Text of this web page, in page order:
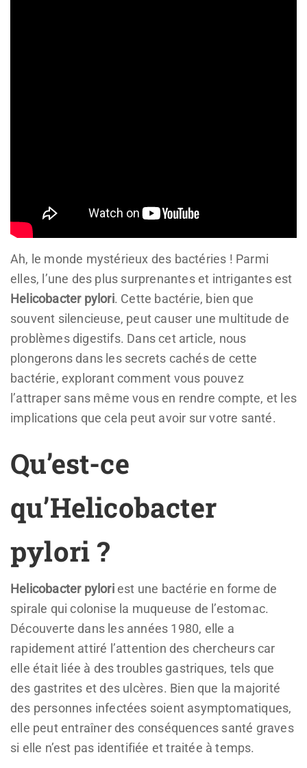
Ah, le monde mystérieux des bactéries ! Parmi
elles, l’une des plus surprenantes et intrigantes est
Helicobacter pylori. Cette bactérie, bien que
souvent silencieuse, peut causer une multitude de
problèmes digestifs. Dans cet article, nous
plongerons dans les secrets cachés de cette
bactérie, explorant comment vous pouvez
l’attraper sans même vous en rendre compte, et les
implications que cela peut avoir sur votre santé.
Qu’est-ce
qu’Helicobacter
pylori ?
Helicobacter pyloriest une bactérie en forme de
spirale qui colonise la muqueuse de l’estomac.
Découverte dans les années 1980, elle a
rapidement attiré l’attention des chercheurs car
elle était liée à des troubles gastriques, tels que
des gastrites et des ulcères. Bien que la majorité
des personnes infectées soient asymptomatiques,
elle peut entraîner des conséquences santé graves
si elle n’est pas identifiée et traitée à temps.